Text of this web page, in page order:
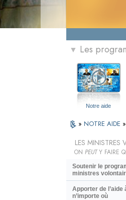
▼ Les
Notre aide
» NOTRE AIDE »
LES MINISTRES
ON PEUTY FAIRE
Soutenir le
ministres
Apporter de l’aide
n’importe où